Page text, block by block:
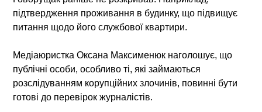
підтвердження проживання в будинку, що підвищує
питання щодо його службової квартири.
Медіаюристка Оксана Максименюк наголошує, що
публічні особи, особливо ті, які займаються
розслідуванням корупційних злочинів, повинні бути
готові до перевірок журналістів.